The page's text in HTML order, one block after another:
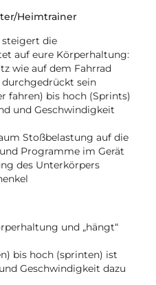
Heimtrainer
steigert die
auf eure Körperhaltung:
wie auf dem Fahrrad
durchgedrückt sein
fahren) bis hoch (Sprints)
und Geschwindigkeit
Stoßbelastung auf die
Programme im Gerät
des Unterkörpers
und „hängt“
bis hoch (sprinten) ist
Geschwindigkeit dazu